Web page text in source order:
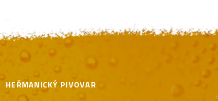
HEŘMANICKÝ PIVOVAR